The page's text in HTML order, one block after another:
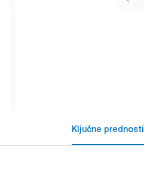
Ključne prednosti